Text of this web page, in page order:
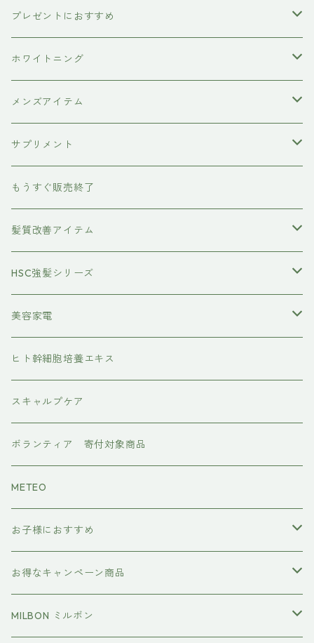
洗顔料
炭酸洗顔フォーム
犬用シャンプー
ペット用ブラシ
サプリメント
プレゼントにおすすめ
男性にプレゼント
女性にプレゼント
ホワイトニング
歯磨き粉
メンズアイテム
ボディケア
除毛クリーム
育毛ケア
養毛剤
フェイスケア
サプリメント
犬用
もうすぐ販売終了
髪質改善アイテム
トステアケア
レブリン酸ケア
水素トリートメント
プレックスケア
CMCケア
HSC強髪シリーズ
アイラッシュ
美容家電
ヘアアイロン
マグネット
ドライヤー
ワンダム
ヒト幹細胞培養エキス
スキャルプケア
ボランティア 寄付対象商品
METEO
お子様におすすめ
イクエイブ キッズ プリンセス
お得なキャンペーン商品
おすすめセット
MILBON ミルボン